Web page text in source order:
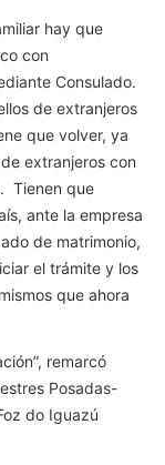
hay que
con
Consulado.
de extranjeros
que volver, ya
extranjeros con
Tienen que
ante la empresa
de matrimonio,
el trámite y los
que ahora
remarcó
Posadas-
do Iguazú